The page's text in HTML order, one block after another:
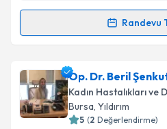
kapsamda işlenmesini
Randevu
Randevu Takvimi
Doç. Dr. Engin
talebi oluşturun. Size bu
için bir takvim
bilgilendireceğiz.
Op. Dr. Beril
Kadın Hastalıkları ve
Bursa, Yıldırım
5 (2 Değerlendirme)